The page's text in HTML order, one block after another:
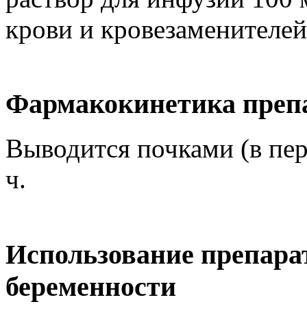
крови и
Фармакокинетика
Выводится почками (в
ч.
Использование
беременности